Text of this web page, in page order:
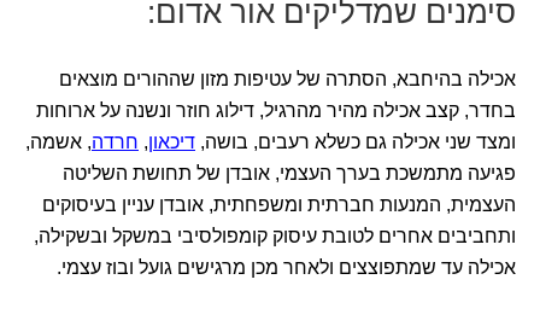
סימנים שמדליקים אור אדום:
אכילה בהיחבא, הסתרה של עטיפות מזון שההורים מוצאים
בחדר, קצב אכילה מהיר מהרגיל, דילוג חוזר ונשנה על ארוחות
ומצד שני אכילה גם כשלא רעבים, בושה, דיכאון, חרדה, אשמה,
פגיעה מתמשכת בערך העצמי, אובדן של תחושת השליטה
העצמית, המנעות חברתית ומשפחתית, אובדן עניין בעיסוקים
ותחביבים אחרים לטובת עיסוק קומפולסיבי במשקל ובשקילה,
אכילה עד שמתפוצצים ולאחר מכן מרגישים גועל ובוז עצמי.